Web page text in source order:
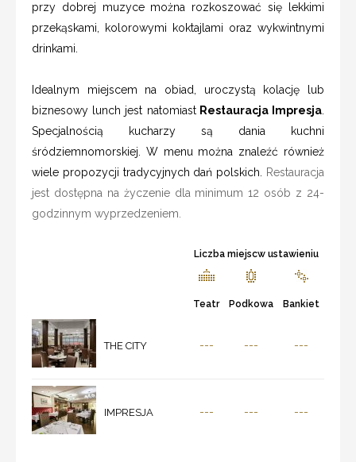
przy dobrej muzyce można rozkoszować się lekkimi
przekąskami, kolorowymi koktajlami oraz wykwintnymi
drinkami.
Idealnym miejscem na obiad, uroczystą kolację lub
biznesowy lunch jest natomiastRestauracja Impresja
Specjalnością kucharzy są dania kuchni
śródziemnomorskiej. W menu można znaleźć również
wiele propozycji tradycyjnych dań polskich.
Restauracja
jest dostępna na życzenie dla minimum 12 osób z 24-
godzinnym wyprzedzeniem.
Liczba miejscw ustawieniu
Teatr Podkowa Bankiet
THE CITY --- --- ---
IMPRESJA --- --- ---